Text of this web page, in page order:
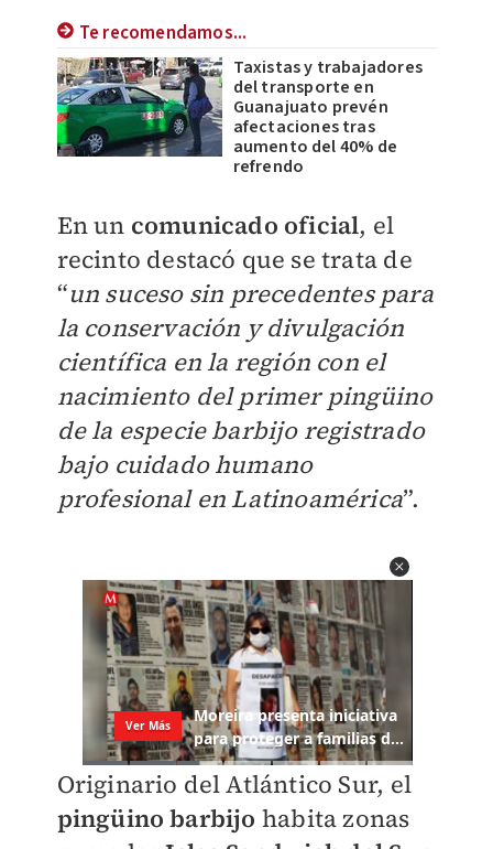
Te recomendamos...
Taxistas y trabajadores
del transporte en
Guanajuato prevén
afectaciones tras
aumento del 40% de
refrendo
En un comunicado oficial, el
recinto destacó que se trata de
“un suceso sin precedentes para
la conservación y divulgación
científica en la región con el
nacimiento del primer pingüino
de la especie barbijo registrado
bajo cuidado humano
profesional en Latinoamérica”.
Originario del Atlántico Sur, el
pingüino barbijo habita zonas